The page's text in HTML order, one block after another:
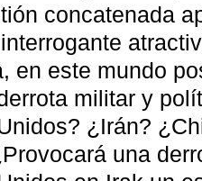
concatenada
en este mundo
militar y
¿Irán?
una